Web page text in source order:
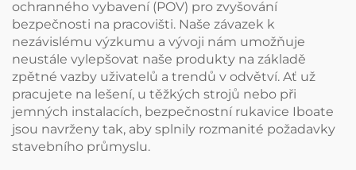
ochranného vybavení (POV) pro zvyšování
bezpečnosti na pracovišti. Naše závazek k
nezávislému výzkumu a vývoji nám umožňuje
neustále vylepšovat naše produkty na základě
zpětné vazby uživatelů a trendů v odvětví. Ať už
pracujete na lešení, u těžkých strojů nebo při
jemných instalacích, bezpečnostní rukavice Iboate
jsou navrženy tak, aby splnily rozmanité požadavky
stavebního průmyslu.